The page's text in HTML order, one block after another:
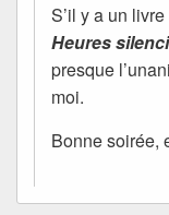
S’il y a un
Heures
presque
moi.
Bonne soirée,